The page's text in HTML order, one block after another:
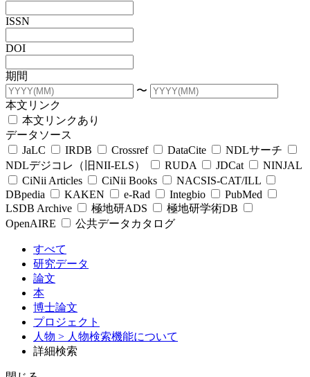
ISSN
DOI
期間
〜
本文リンク
本文リンクあり
データソース
JaLC
IRDB Crossref DataCite
NDLサーチ
NDLデジコレ（旧NII-ELS）
RUDA JDCat
NINJAL
CiNii Articles
CiNii Books
NACSIS-CAT/ILL
DBpedia
KAKEN e-Rad Integbio
PubMed
LSDB Archive
極地研ADS
極地研学術DB
OpenAIRE
公共データカタログ
すべて
研究データ
論文
本
博士論文
プロジェクト
人物 > 人物検索機能について
詳細検索